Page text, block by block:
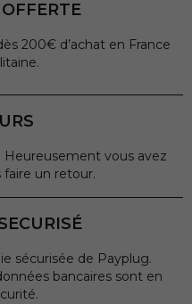
200€ d’achat en France
Heureusement vous avez
faire un retour.
sécurisée de Payplug.
bancaires sont en